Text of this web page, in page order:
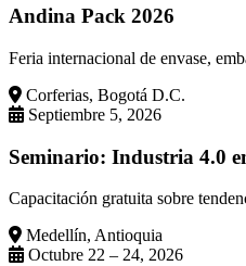
Andina Pack 2026
Feria internacional de envase,
Corferias, Bogotá D.C.
Septiembre 5, 2026
Seminario: Industria 4.0
Capacitación gratuita sobre
Medellín, Antioquia
Octubre 22 – 24, 2026